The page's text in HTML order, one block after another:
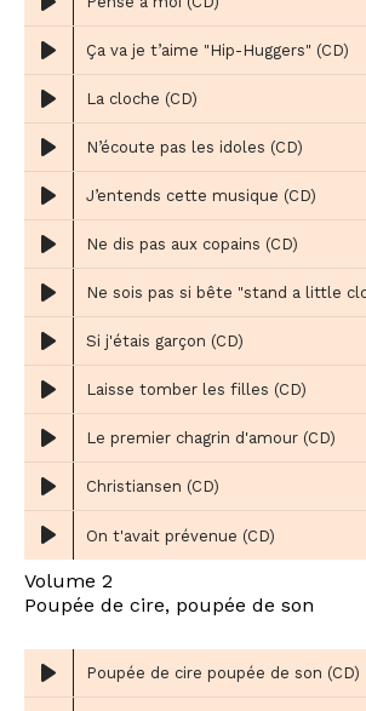
Ça va je t’aime "Hip-Huggers" (CD)
La cloche (CD)
N’écoute pas les idoles (CD)
J’entends cette musique (CD)
Ne dis pas aux copains (CD)
Si j'étais garçon (CD)
Laisse tomber les filles (CD)
Le premier chagrin d'amour (CD)
Christiansen (CD)
On t'avait prévenue (CD)
Volume 2
Poupée de cire, poupée de son
Poupée de cire poupée de son (CD)